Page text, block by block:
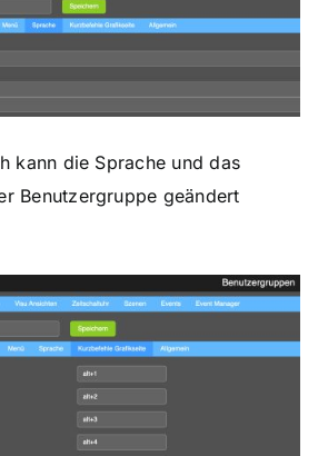
kann die Sprache und das
Benutzergruppe geändert